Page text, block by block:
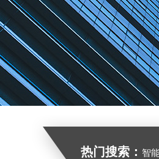
热门搜索： 智